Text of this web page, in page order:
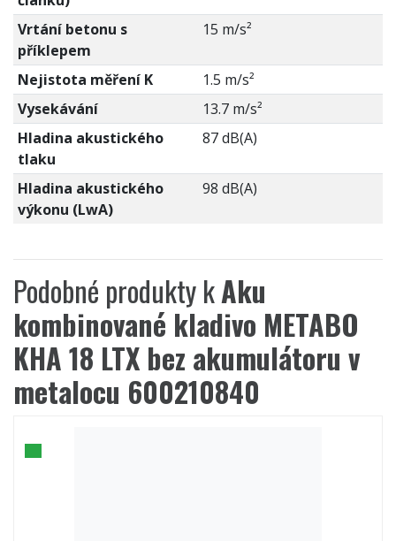
Vrtání betonu s
příklepem
15 m/s²
Nejistota měření K
1.5 m/s²
Vysekávání
13.7 m/s²
Hladina akustického
tlaku
87 dB(A)
Hladina akustického
výkonu (LwA)
98 dB(A)
Podobné produkty kAku
kombinované kladivo METABO
KHA 18 LTX bez akumulátoru v
metalocu 600210840